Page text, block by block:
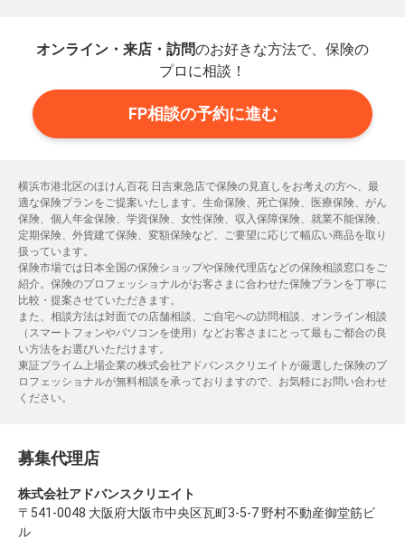
オンライン・来店・訪問のお好きな方法で、保険の
プロに相談！
FP相談の予約に進む
横浜市港北区のほけん百花 日吉東急店で保険の見直しをお考えの方へ、最
適な保険プランをご提案いたします。生命保険、死亡保険、医療保険、がん
保険、個人年金保険、学資保険、女性保険、収入保障保険、就業不能保険、
定期保険、外貨建て保険、変額保険など、ご要望に応じて幅広い商品を取り
扱っています。
保険市場では日本全国の保険ショップや保険代理店などの保険相談窓口をご
紹介。保険のプロフェッショナルがお客さまに合わせた保険プランを丁寧に
比較・提案させていただきます。
また、相談方法は対面での店舗相談、ご自宅への訪問相談、オンライン相談
（スマートフォンやパソコンを使用）などお客さまにとって最もご都合の良
い方法をお選びいただけます。
東証プライム上場企業の株式会社アドバンスクリエイトが厳選した保険のプ
ロフェッショナルが無料相談を承っておりますので、お気軽にお問い合わせ
ください。
募集代理店
株式会社アドバンスクリエイト
〒541-0048 大阪府大阪市中央区瓦町3-5-7 野村不動産御堂筋ビ
ル